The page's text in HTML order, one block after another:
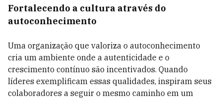
Fortalecendo a cultura através do
autoconhecimento
Uma organização que valoriza o autoconhecimento
cria um ambiente onde a autenticidade e o
crescimento contínuo são incentivados. Quando
líderes exemplificam essas qualidades, inspiram seus
colaboradores a seguir o mesmo caminho em um